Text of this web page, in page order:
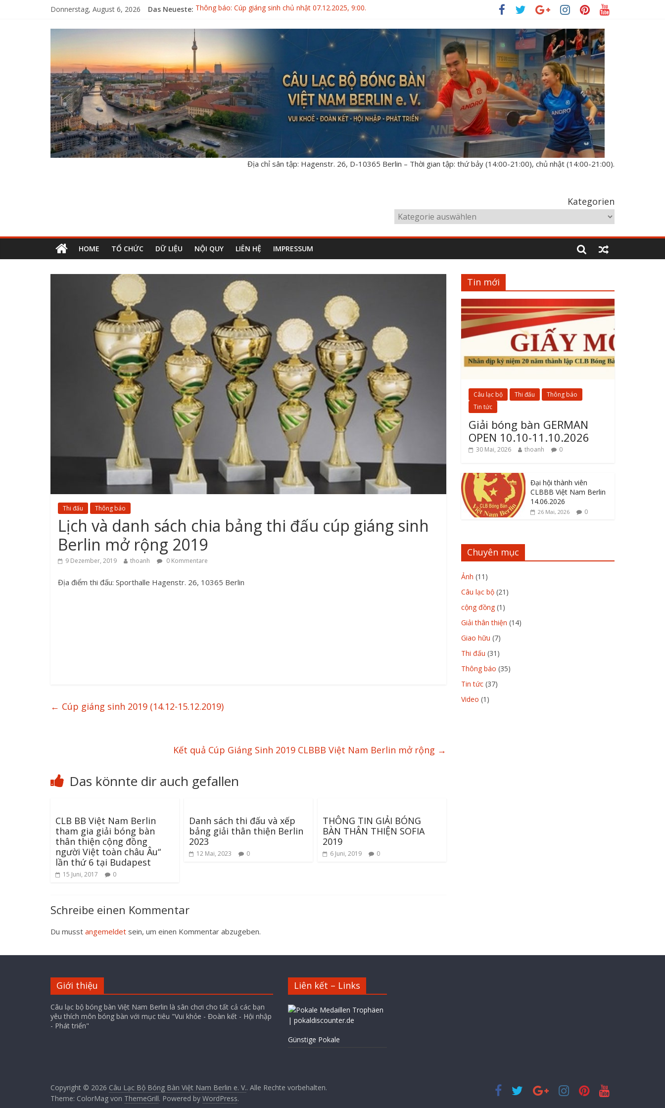
Donnerstag, August 6, 2026 Das Neueste: Thông báo: Cúp giáng sinh chủ nhật 07.12.2025, 9:00.
Đại hội thành viên CLBBB Việt Nam Berlin 14.06.2026
KẾT QUẢ VÀ XẾP HẠNG GIẢI BÓNG BÀN THÂN THIỆN BUDAPEST 2026
XẾP BẢNG GIẢI BÓNG BÀN THÂN THIỆN BUDAPEST 02.05-03.05.2026
Địa chỉ sân tập: Hagenstr. 26, D-10365 Berlin – Thời gian tập: thứ bảy (14:00-21:00), chủ nhật (14:00-21:00).
Kategorien
HOME TỔ CHỨC DỮ LIỆU NỘI QUY LIÊN HỆ IMPRESSUM
Thi đấu Thông báo
Lịch và danh sách chia bảng thi đấu cúp giáng sinh
Berlin mở rộng 2019
9 Dezember, 2019 thoanh 0 Kommentare
Địa điểm thi đấu: Sporthalle Hagenstr. 26, 10365 Berlin
← Cúp giáng sinh 2019 (14.12-15.12.2019)
Kết quả Cúp Giáng Sinh 2019 CLBBB Việt Nam Berlin mở rộng →
Das könnte dir auch gefallen
CLB BB Việt Nam Berlin
tham gia giải bóng bàn
thân thiện cộng đồng
người Việt toàn châu Âu“
lần thứ 6 tại Budapest
15 Juni, 2017 0
Danh sách thi đấu và xếp
bảng giải thân thiện Berlin
2023
12 Mai, 2023 0
THÔNG TIN GIẢI BÓNG
BÀN THÂN THIỆN SOFIA
2019
6 Juni, 2019 0
Schreibe einen Kommentar
Du musst angemeldet sein, um einen Kommentar abzugeben.
Tin mới
Câu lạc bộ Thi đấu
Thông báo
Tin tức
Giải bóng bàn GERMAN
OPEN 10.10-11.10.2026
30 Mai, 2026 thoanh 0
Đại hội thành viên
CLBBB Việt Nam Berlin
14.06.2026
26 Mai, 2026 0
Chuyên mục
Ảnh (11)
Câu lạc bộ (21)
cộng đồng (1)
Giải thân thiện (14)
Giao hữu (7)
Thi đấu (31)
Thông báo (35)
Tin tức (37)
Video (1)
Giới thiệu
Câu lạc bộ bóng bàn Việt Nam Berlin là sân chơi cho tất cả các bạn
yêu thích môn bóng bàn với mục tiêu "Vui khỏe - Đoàn kết - Hội nhập
- Phát triển"
Liên kết – Links
Günstige Pokale
Copyright © 2026 Câu Lạc Bộ Bóng Bàn Việt Nam Berlin e. V.. Alle Rechte vorbehalten.
Theme: ColorMag von ThemeGrill. Powered by WordPress.